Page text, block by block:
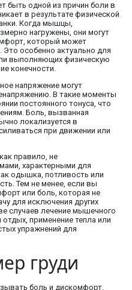
одной из причин боли в
в результате физической
Когда мышцы,
нагружены, они могут
который может
Это особенно актуально для
выполняющих физическую
конечности.
напряжение могут
В такие моменты
постоянного тонуса, что
Боль, вызванная
локализуется в
при движении или
правило, не
характерными для
одышка, потливость или
Тем не менее, если вы
или боль, которая не
для исключения других
случаев лечение мышечного
применение тепла или
упражнений для
груди
боль и дискомфорт.